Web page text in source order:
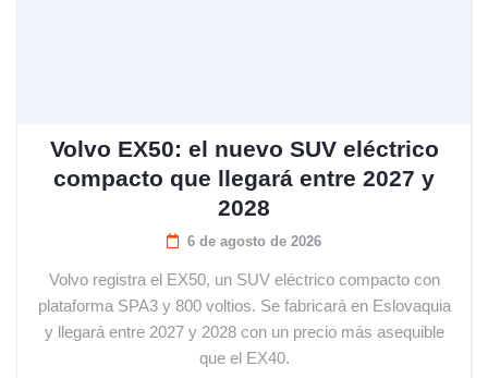
Volvo EX50: el nuevo SUV eléctrico
compacto que llegará entre 2027 y
2028
6 de agosto de 2026
Volvo registra el EX50, un SUV eléctrico compacto con
plataforma SPA3 y 800 voltios. Se fabricará en Eslovaquia
y llegará entre 2027 y 2028 con un precio más asequible
que el EX40.